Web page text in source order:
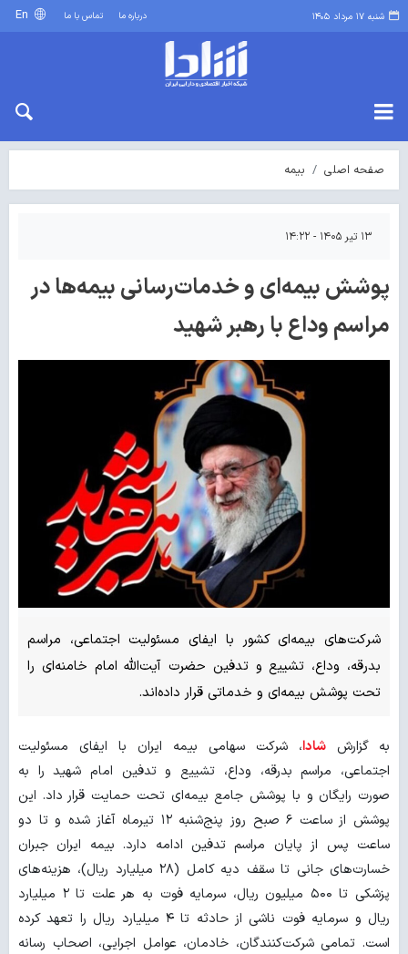
شنبه ۱۷ مرداد ۱۴۰۵ درباره ما تماس با ما
صفحه اصلی بیمه
۱۳ تیر ۱۴۰۵ - ۱۴:۲۲
پوشش بیمه‌ای و خدمات‌رسانی بیمه‌ها در
مراسم وداع با رهبر شهید
شرکت‌های بیمه‌ای کشور با ایفای مسئولیت اجتماعی، مراسم
بدرقه، وداع، تشییع و تدفین حضرت آیت‌الله امام خامنه‌ای را
تحت پوشش بیمه‌ای و خدماتی قرار داده‌اند.
به گزارش شادا، شرکت سهامی بیمه ایران با ایفای مسئولیت
اجتماعی، مراسم بدرقه، وداع، تشییع و تدفین امام شهید را به
صورت رایگان و با پوشش جامع بیمه‌ای تحت حمایت قرار داد. این
پوشش از ساعت ۶ صبح روز پنج‌شنبه ۱۲ تیرماه آغاز شده و تا دو
ساعت پس از پایان مراسم تدفین ادامه دارد. بیمه ایران جبران
خسارت‌های جانی تا سقف دیه کامل (۲۸ میلیارد ریال)، هزینه‌های
پزشکی تا ۵۰۰ میلیون ریال، سرمایه فوت به هر علت تا ۲ میلیارد
ریال و سرمایه فوت ناشی از حادثه تا ۴ میلیارد ریال را تعهد کرده
است. تمامی شرکت‌کنندگان، خادمان، عوامل اجرایی، اصحاب رسانه